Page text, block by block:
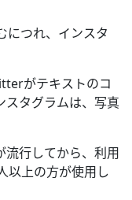
つれ、インスタ
がテキストのコ
スタグラムは、写真
流行してから、利用
以上の方が使用し